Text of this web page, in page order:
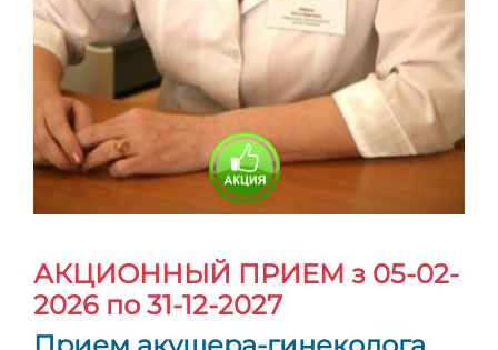
АКЦИОННЫЙ ПРИЕМ з 05-02-
2026 по 31-12-2027